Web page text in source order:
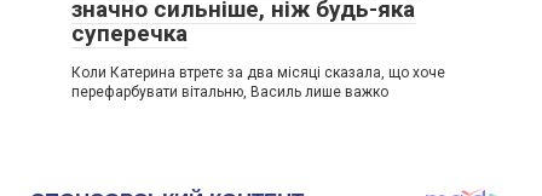
значно сильніше, ніж будь-яка
суперечка
Коли Катерина втретє за два місяці сказала, що хоче
перефарбувати вітальню, Василь лише важко